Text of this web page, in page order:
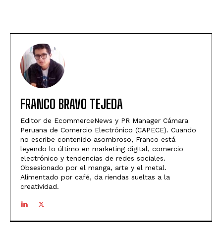
FRANCO BRAVO TEJEDA
Editor de EcommerceNews y PR Manager Cámara
Peruana de Comercio Electrónico (CAPECE). Cuando
no escribe contenido asombroso, Franco está
leyendo lo último en marketing digital, comercio
electrónico y tendencias de redes sociales.
Obsesionado por el manga, arte y el metal.
Alimentado por café, da riendas sueltas a la
creatividad.